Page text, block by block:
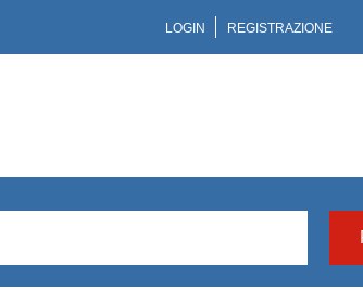
LOGIN REGISTRAZIONE